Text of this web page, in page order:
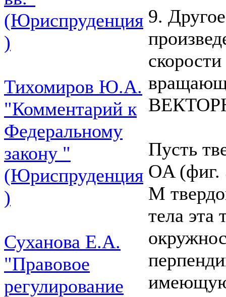
(Юриспруденция
)
Тихомиров Ю.А.
"Комментарий к
Федеральному
закону "
(Юриспруденция
)
Суханова Е.А.
"Правовое
регулирование
9.
Пусть
OA (фиг.
M
тела эта
имеющую